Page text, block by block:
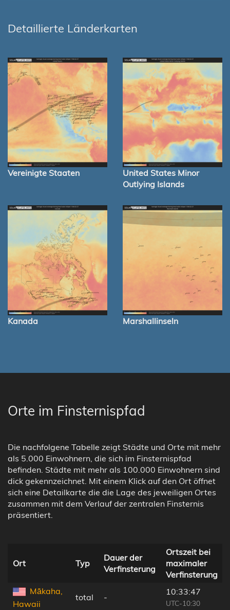
Detaillierte Länderkarten
Vereinigte Staaten
United States Minor
Outlying Islands
Kanada Marshallinseln
Orte im Finsternispfad
Die nachfolgene Tabelle zeigt Städte und Orte mit mehr
als 5.000 Einwohnern, die sich im Finsternispfad
befinden. Städte mit mehr als 100.000 Einwohnern sind
dick gekennzeichnet. Mit einem Klick auf den Ort öffnet
sich eine Detailkarte die die Lage des jeweiligen Ortes
zusammen mit dem Verlauf der zentralen Finsternis
präsentiert.
Ort Typ
Dauer der
Verfinsterung
Ortszeit bei
maximaler
Verfinsterung
Mākaha,
Hawaii
total -
10:33:47
UTC-10:30